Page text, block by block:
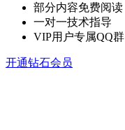
部分内容免费阅读
一对一技术指导
VIP用户专属QQ群
开通钻石会员